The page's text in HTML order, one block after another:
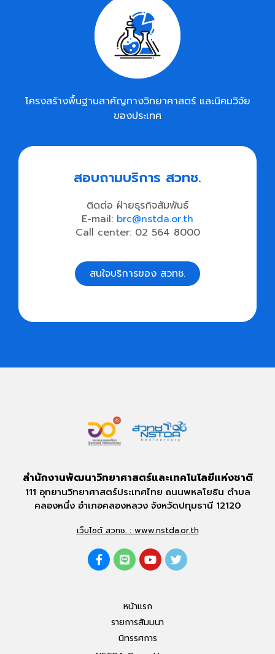
โครงสร้างพื้นฐานสาคัญทางวิทยาศาสตร์ และนิคมวิจัย
ของประเทศ
สอบถามบริการ สวทช.
ติดต่อ ฝ่ายธุรกิจสัมพันธ์
E-mail: brc@nstda.or.th
Call center: 02 564 8000
สนใจบริการของ สวทช.
สำนักงานพัฒนาวิทยาศาสตร์และเทคโนโลยีแห่งชาติ
111 อุทยานวิทยาศาสตร์ประเทศไทย ถนนพหลโยธิน ตำบล
คลองหนึ่ง อำเภอคลองหลวง จังหวัดปทุมธานี 12120
เว็บไซต์ สวทช. : www.nstda.or.th
หน้าแรก
รายการสัมมนา
นิทรรศการ